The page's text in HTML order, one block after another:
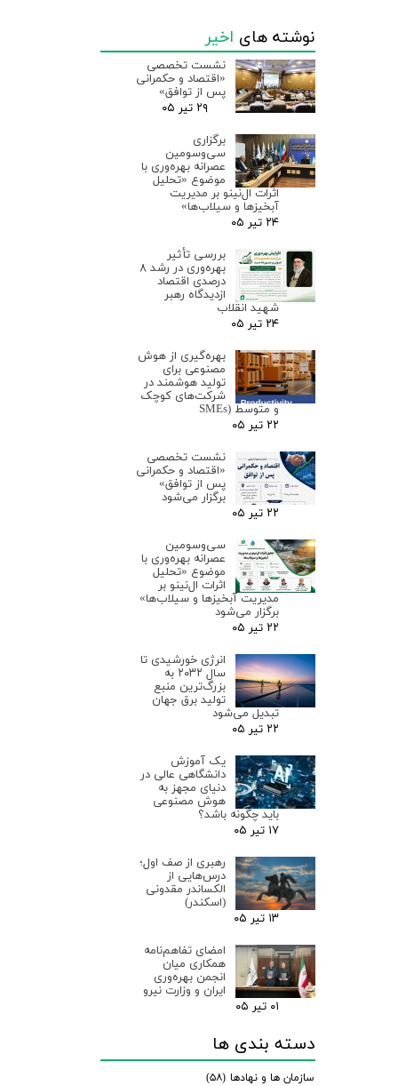
نوشته های اخیر
نشست تخصصی
«اقتصاد و حکمرانی
پس از توافق»
۲۹ تیر ۰۵
برگزاری
سی‌وسومین
عصرانه بهره‌وری با
موضوع «تحلیل
اثرات ال‌نینو بر مدیریت
آبخیزها و سیلاب‌ها»
۲۴ تیر ۰۵
بررسی تأثیر
بهره‌وری در رشد ۸
درصدی اقتصاد
ازدیدگاه رهبر
شهید انقلاب
۲۴ تیر ۰۵
بهره‌گیری از هوش
مصنوعی برای
تولید هوشمند در
شرکت‌های کوچک
و متوسط (SMEs
۲۲ تیر ۰۵
نشست تخصصی
«اقتصاد و حکمرانی
پس از توافق»
برگزار می‌شود
۲۲ تیر ۰۵
سی‌وسومین
عصرانه بهره‌وری با
موضوع «تحلیل
اثرات ال‌نینو بر
مدیریت آبخیزها و سیلاب‌ها»
برگزار می‌شود
۲۲ تیر ۰۵
انرژی خورشیدی تا
سال ۲۰۳۲ به
بزرگ‌ترین منبع
تولید برق جهان
تبدیل می‌شود
۲۲ تیر ۰۵
یک آموزش
دانشگاهی عالی در
دنیای مجهز به
هوش مصنوعی
باید چگونه باشد؟
۱۷ تیر ۰۵
رهبری از صف اول؛
درس‌هایی از
الکساندر مقدونی
(اسکندر)
۱۳ تیر ۰۵
امضای تفاهم‌نامه
همکاری میان
انجمن بهره‌وری
ایران و وزارت نیرو
۰۱ تیر ۰۵
دسته بندی ها
سازمان ها و نهادها (۵۸)